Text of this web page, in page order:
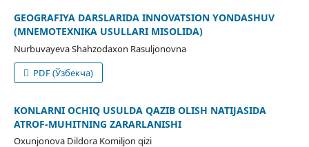
GEOGRAFIYA DARSLARIDA INNOVATSION YONDASHUV
(MNEMOTEXNIKA USULLARI MISOLIDA)
Nurbuvayeva Shahzodaxon Rasuljonovna
PDF (Ўзбекча)
KONLARNI OCHIQ USULDA QAZIB OLISH NATIJASIDA
ATROF-MUHITNING ZARARLANISHI
Oxunjonova Dildora Komiljon qizi